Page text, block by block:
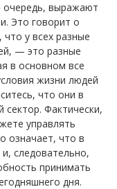
выражают
Это говорит о
у всех разные
— это разные
в основном все
жизни людей
что они в
Фактически,
управлять
означает, что в
следовательно,
принимать
дня.